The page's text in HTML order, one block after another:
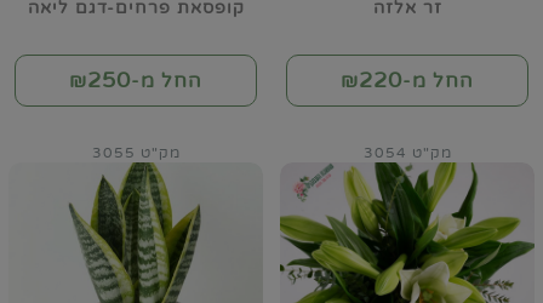
זר אלזה
החל מ-₪220
קופסאת פרחים-דגם ליאה
החל מ-₪250
מק"ט 3054 מק"ט 3055